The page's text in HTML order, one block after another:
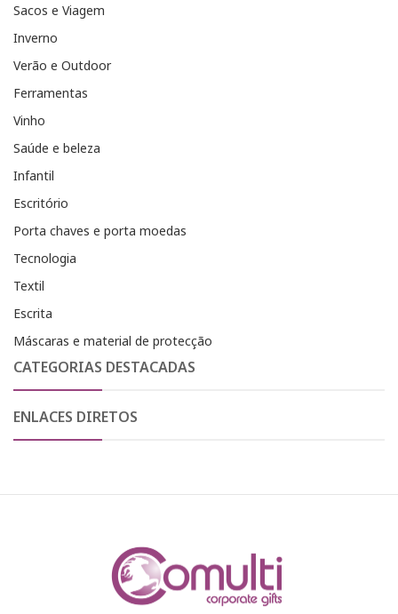
Sacos e Viagem
Inverno
Verão e Outdoor
Ferramentas
Vinho
Saúde e beleza
Infantil
Escritório
Porta chaves e porta moedas
Tecnologia
Textil
Escrita
Máscaras e material de protecção
CATEGORIAS DESTACADAS
ENLACES DIRETOS